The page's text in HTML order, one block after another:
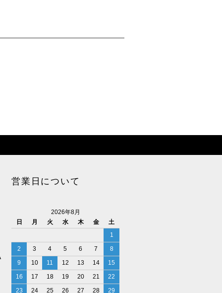
営業日について
2026年8月
日
月 火 水 木 金
土
1
2
3 4 5 6 7
8
9
10 11 12 13 14
15
16
17 18 19 20 21
22
23
24 25 26 27 28 29